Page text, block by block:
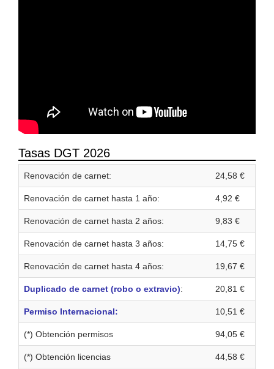
Tasas DGT 2026
Renovación de carnet: 24,58 €
Renovación de carnet hasta 1 año: 4,92 €
Renovación de carnet hasta 2 años: 9,83 €
Renovación de carnet hasta 3 años: 14,75 €
Renovación de carnet hasta 4 años: 19,67 €
Duplicado de carnet (robo o extravio): 20,81 €
Permiso Internacional: 10,51 €
(*) Obtención permisos 94,05 €
(*) Obtención licencias 44,58 €